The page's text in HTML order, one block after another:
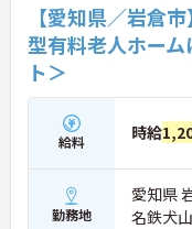
【愛知県／岩倉
型有料老人ホー
ト＞
給料 時給
勤務地
愛知県
名鉄犬